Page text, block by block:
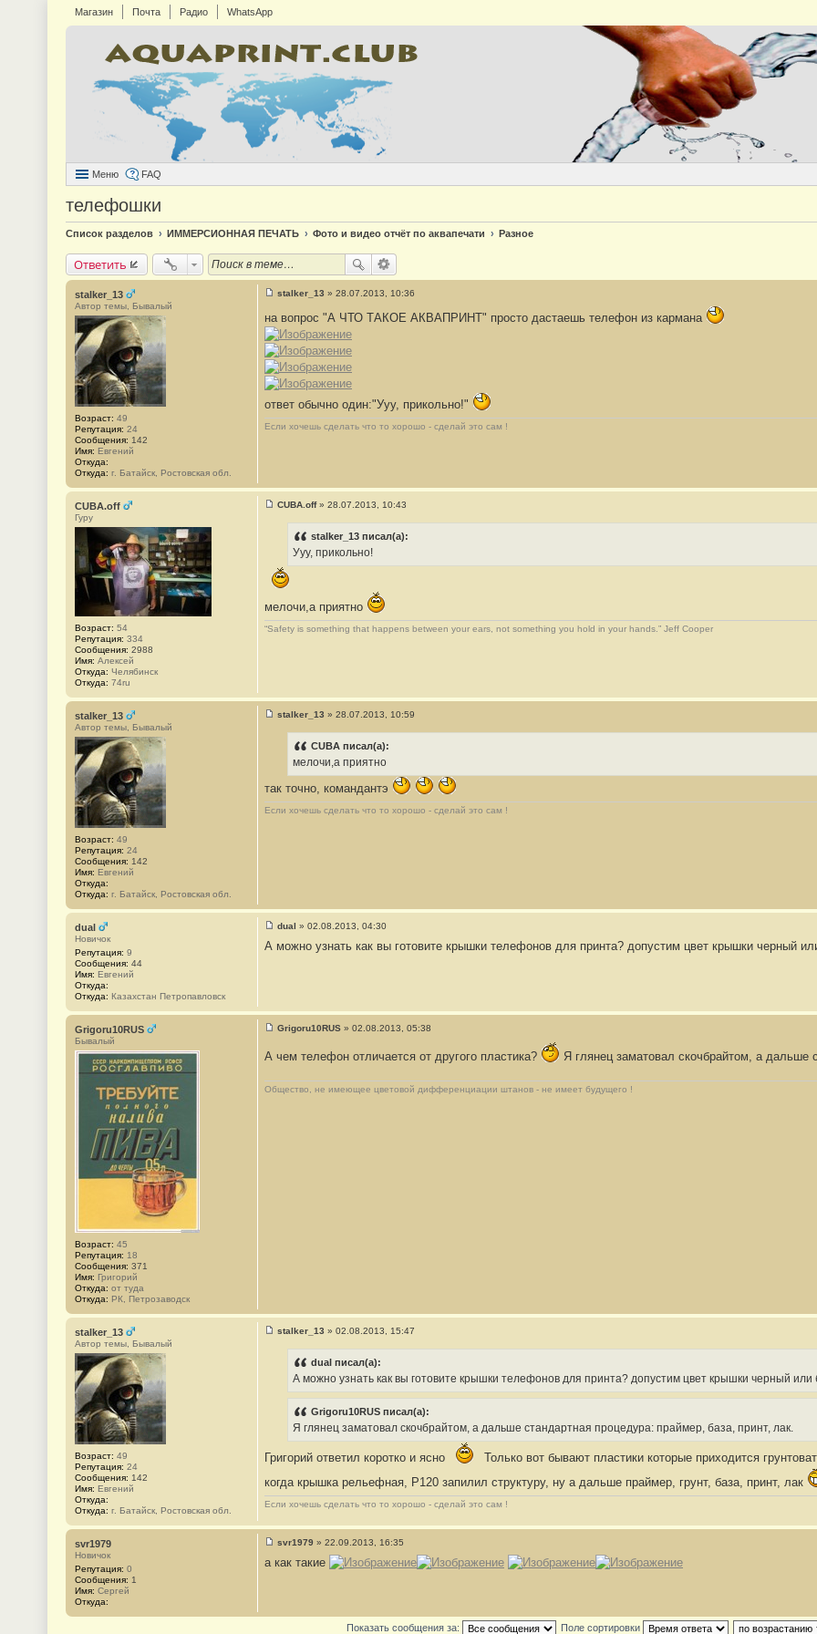
Магазин Почта Радио WhatsApp
Меню FAQ
телефошки
Список разделов ИММЕРСИОННАЯ ПЕЧАТЬ Фото и видео отчёт по аквапечати Разное
Ответить
stalker_13
Автор темы, Бывалый
Возраст: 49
Репутация: 24
Сообщения: 142
Имя: Евгений
Откуда:
Откуда: г. Батайск, Ростовская обл.
о
б
щ
е
н
и
е
1
stalker_13 » 28.07.2013, 10:36
на вопрос "А ЧТО ТАКОЕ АКВАПРИНТ" просто дастаешь телефон из кармана
ответ обычно один:"Ууу, прикольно!"
Если хочешь сделать что то хорошо - сделай это сам !
CUBA.off
Гуру
Возраст: 54
Репутация: 334
Сообщения: 2988
Имя: Алексей
Откуда: Челябинск
Откуда: 74ru
е
н
и
#
2
CUBA.off» 28.07.2013, 10:43
stalker_13 писал(а):
Ууу, прикольно!
мелочи,а приятно
“Safety is something that happens between your ears, not something you hold in your hands.” Jeff Cooper
stalker_13
Автор темы, Бывалый
Возраст: 49
Репутация: 24
Сообщения: 142
Имя: Евгений
Откуда:
Откуда: г. Батайск, Ростовская обл.
н
е
stalker_13 » 28.07.2013, 10:59
CUBA писал(а):
мелочи,а приятно
так точно, командантэ
Если хочешь сделать что то хорошо - сделай это сам !
dual
Новичок
Репутация: 9
Сообщения: 44
Имя: Евгений
Откуда:
Откуда: Казахстан Петропавловск
о
и
#
dual » 02.08.2013, 04:30
А можно узнать как вы готовите крышки телефонов для принта? допустим цвет крышки черный
Grigoru10RUS
Бывалый
Возраст: 45
Репутация: 18
Сообщения: 371
Имя: Григорий
Откуда: от туда
Откуда: РК, Петрозаводск
о
щ
е
Grigoru10RUS » 02.08.2013, 05:38
А чем телефон отличается от другого пластика? Я глянец заматовал скочбрайтом, а дальше
Общество, не имеющее цветовой дифференциации штанов - не имеет будущего !
stalker_13
Автор темы, Бывалый
Возраст: 49
Репутация: 24
Сообщения: 142
Имя: Евгений
Откуда:
Откуда: г. Батайск, Ростовская обл.
stalker_13 » 02.08.2013, 15:47
dual писал(а):
А можно узнать как вы готовите крышки телефонов для принта? допустим цвет крышки черный
Grigoru10RUS писал(а):
Я глянец заматовал скочбрайтом, а дальше стандартная процедура: праймер, база, принт, лак.
Григорий ответил коротко и ясно
Только вот бывают пластики которые приходится
когда крышка рельефная, Р120 запилил структуру, ну а дальше праймер, грунт, база, принт, лак
Если хочешь сделать что то хорошо - сделай это сам !
svr1979
Новичок
Репутация: 0
Сообщения: 1
Имя: Сергей
Откуда:
о
н
svr1979 » 22.09.2013, 16:35
а как такие
Показать сообщения за: Поле сортировки